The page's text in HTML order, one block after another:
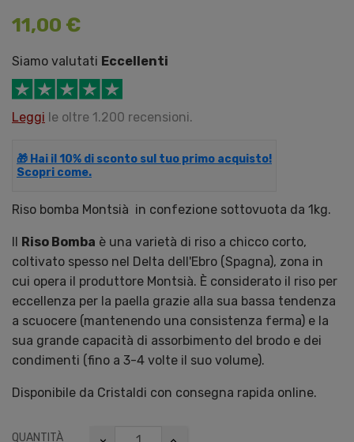
11,00 €
Siamo valutati Eccellenti
Leggi le oltre 1.200 recensioni.
🎁 Hai il 10% di sconto sul tuo primo acquisto!
Scopri come.
Riso bomba Montsià in confezione sottovuota da 1kg.
Riso Bomba è una varietà di riso a chicco corto,
coltivato spesso nel Delta dell'Ebro (Spagna), zona in
cui opera il produttore Montsià. È considerato il riso per
eccellenza per la paella grazie alla sua bassa tendenza
a scuocere (mantenendo una consistenza ferma) e la
sua grande capacità di assorbimento del brodo e dei
condimenti (fino a 3-4 volte il suo volume).
Disponibile da Cristaldi con consegna rapida online.
QUANTITÀ